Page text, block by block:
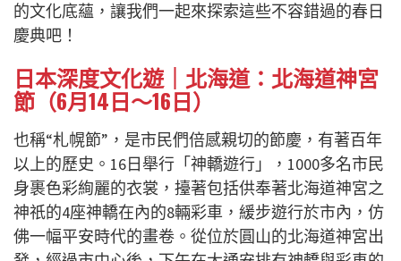
的文化底蘊，讓我們一起來探索這些不容錯過的春日
慶典吧！
日本深度文化遊｜北海道：北海道神宮
節（6月14日～16日）
也稱“札幌節”，是市民們倍感親切的節慶，有著百年
以上的歷史。16日舉行「神轎遊行」，1000多名市民
身裹色彩絢麗的衣裳，擡著包括供奉著北海道神宮之
神祇的4座神轎在內的8輛彩車，緩步遊行於市內，仿
佛一幅平安時代的畫卷。從位於圓山的北海道神宮出